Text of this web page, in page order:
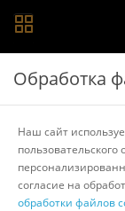
Главная >
Другие
Обработка
Наш сайт
согласие на
обработки файлов